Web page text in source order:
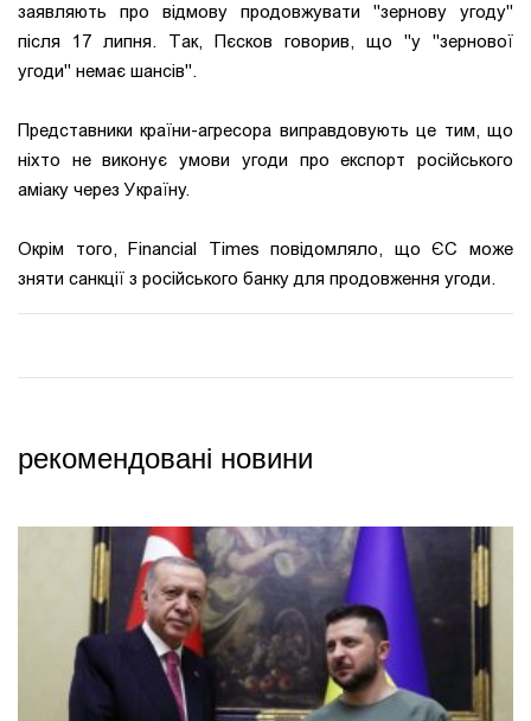
заявляють про відмову продовжувати "зернову угоду"
після 17 липня. Так, Пєсков говорив, що "у "зернової
угоди" немає шансів".
Представники країни-агресора виправдовують це тим, що
ніхто не виконує умови угоди про експорт російського
аміаку через Україну.
Окрім того, Financial Times повідомляло, що ЄС може
зняти санкції з російського банку для продовження угоди.
рекомендовані новини